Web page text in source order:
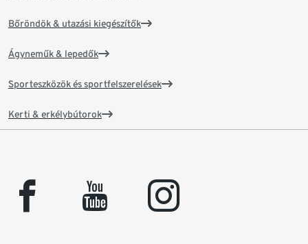
Bőröndök & utazási kiegészítők
Ágyneműk & lepedők
Sporteszközök és sportfelszerelések
Kerti & erkélybútorok
facebook youtube instagram